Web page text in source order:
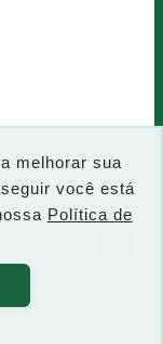
melhorar sua
você está
Política de